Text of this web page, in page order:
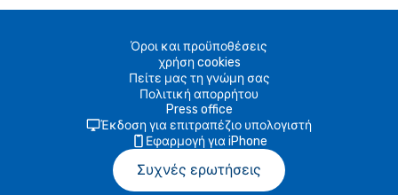
Όροι και προϋποθέσεις
χρήση cookies
Πείτε μας τη γνώμη σας
Πολιτική απορρήτου
Press office
Έκδοση για επιτραπέζιο υπολογιστή
Εφαρμογή για iPhone
Συχνές ερωτήσεις